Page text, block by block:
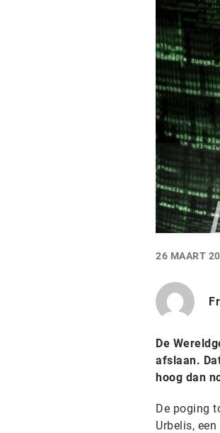
26 MAART
De
afslaan.
hoog dan
De poging
Urbelis,